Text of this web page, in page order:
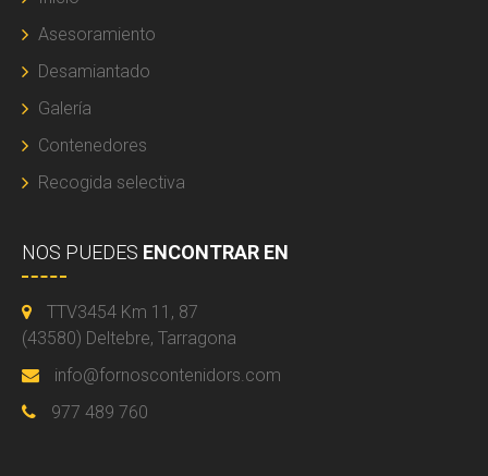
Asesoramiento
Desamiantado
Galería
Contenedores
Recogida selectiva
NOS PUEDES ENCONTRAR EN
TTV3454 Km 11, 87
(43580) Deltebre, Tarragona
info@fornoscontenidors.com
977 489 760